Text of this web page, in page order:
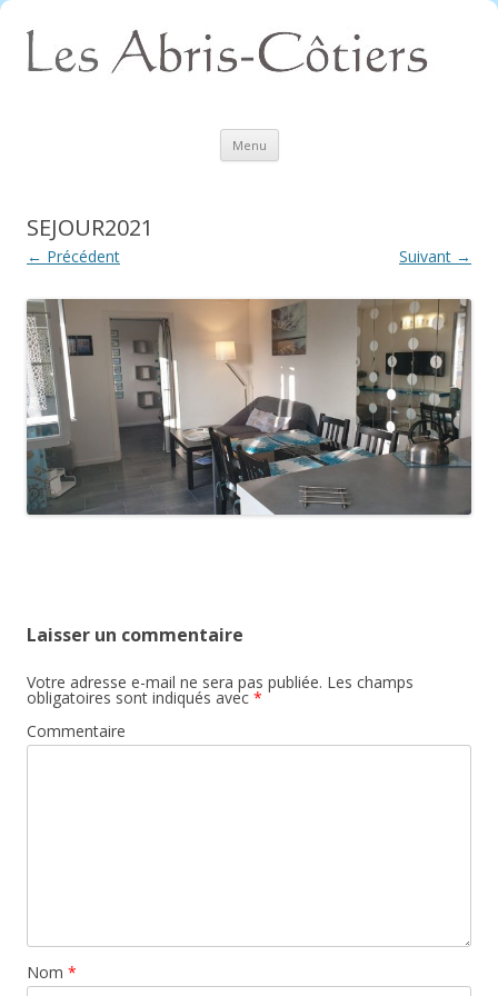
Menu Aller
contenu
SEJOUR2021
← Précédent Suivant →
Laisser un commentaire
Votre adresse e-mail ne sera pas publiée. Les champs
obligatoires sont indiqués avec *
Commentaire
Nom *